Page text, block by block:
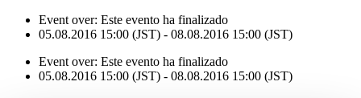
Event over: Este evento ha finalizado
05.08.2016 15:00 (JST) - 08.08.2016 15:00 (JST)
Event over: Este evento ha finalizado
05.08.2016 15:00 (JST) - 08.08.2016 15:00 (JST)